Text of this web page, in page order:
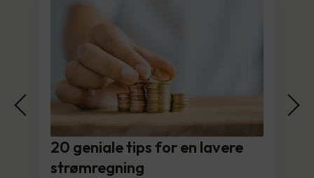
20 geniale tips for en lavere
strømregning